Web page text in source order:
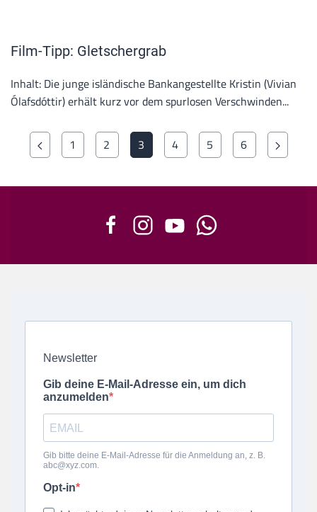
Film-Tipp: Gletschergrab
Inhalt: Die junge isländische Bankangestellte Kristin (Vivian
Ólafsdóttir) erhält kurz vor dem spurlosen Verschwinden...
1 2 3 4 5 6